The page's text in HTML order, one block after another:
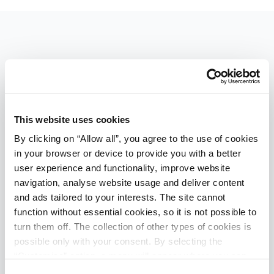
This website uses cookies
By clicking on “Allow all”, you agree to the use of cookies
in your browser or device to provide you with a better
user experience and functionality, improve website
navigation, analyse website usage and deliver content
and ads tailored to your interests. The site cannot
function without essential cookies, so it is not possible to
turn them off. The collection of other types of cookies is
possible only with your consent. By selecting the
Hardlopen is een van de populairste recreatievormen
in de wereld en Umag en Poreč beschikken over vele
unieke kustlijn en het rustige binnenland. Juist op
deze routes komen dagelijks professionele en
recreatieve hardlopers om hun conditie te verbeteren,
nieuwe terreinen te ontdekken en hun eigen grenzen
te verleggen.
Sommige routes volgen de kustlijn, andere slingeren
door de olijfgaarden, oude dorpjes of bossen. Ze staan